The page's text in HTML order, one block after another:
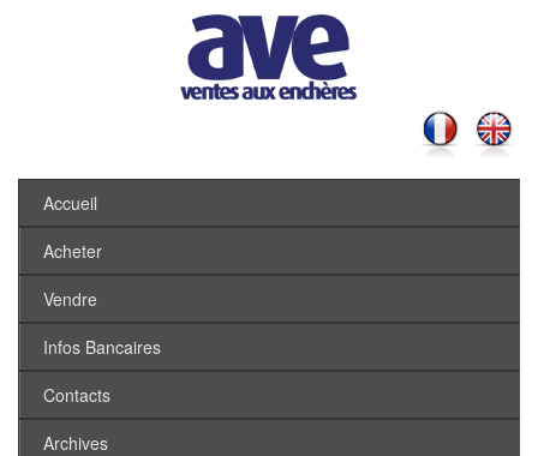
Accueil
Acheter
Vendre
Infos Bancaires
Contacts
Archives